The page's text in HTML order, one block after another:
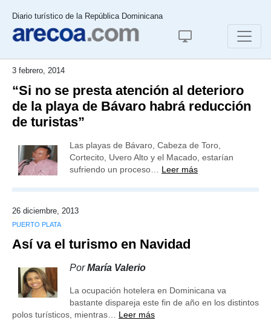
Diario turístico de la República Dominicana
3 febrero, 2014
“Si no se presta atención al deterioro
de la playa de Bávaro habrá reducción
de turistas”
Las playas de Bávaro, Cabeza de Toro,
Cortecito, Uvero Alto y el Macado, estarían
sufriendo un proceso… Leer más
26 diciembre, 2013
PUERTO PLATA
Así va el turismo en Navidad
PorMaría Valerio
La ocupación hotelera en Dominicana va
bastante dispareja este fin de año en los distintos
polos turísticos, mientras… Leer más